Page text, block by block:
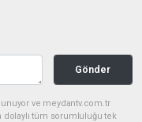
Gönder
ve meydantv.com.tr
dolaylı tüm sorumluluğu tek